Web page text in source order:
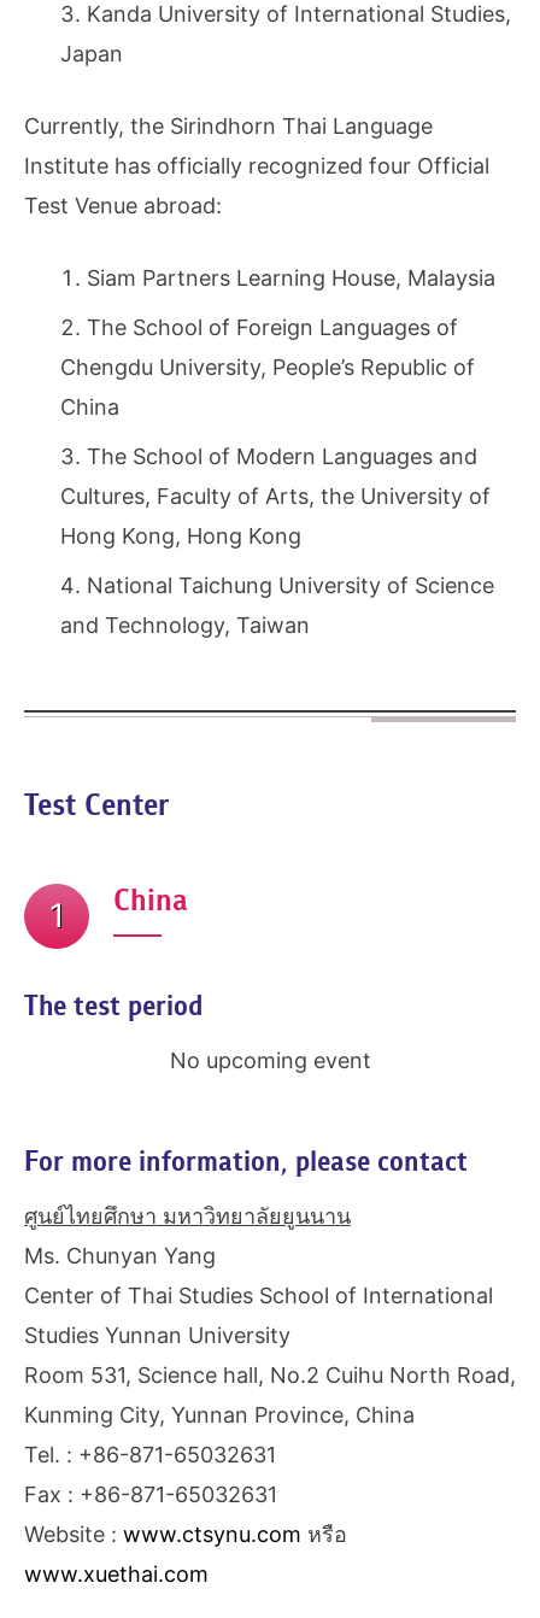
Kanda University of International Studies,
Japan
Currently, the Sirindhorn Thai Language
Institute has officially recognized four Official
Test Venue abroad:
Siam Partners Learning House, Malaysia
The School of Foreign Languages of
Chengdu University, People’s Republic of
China
The School of Modern Languages and
Cultures, Faculty of Arts, the University of
Hong Kong, Hong Kong
National Taichung University of Science
and Technology, Taiwan
Test Center
1 China
The test period
No upcoming event
For more information, please contact
ศูนย์ไทยศึกษา มหาวิทยาลัยยูนนาน
Ms. Chunyan Yang
Center of Thai Studies School of International
Studies Yunnan University
Room 531, Science hall, No.2 Cuihu North Road,
Kunming City, Yunnan Province, China
Tel. : +86-871-65032631
Fax : +86-871-65032631
Website : www.ctsynu.com หรือ
www.xuethai.com